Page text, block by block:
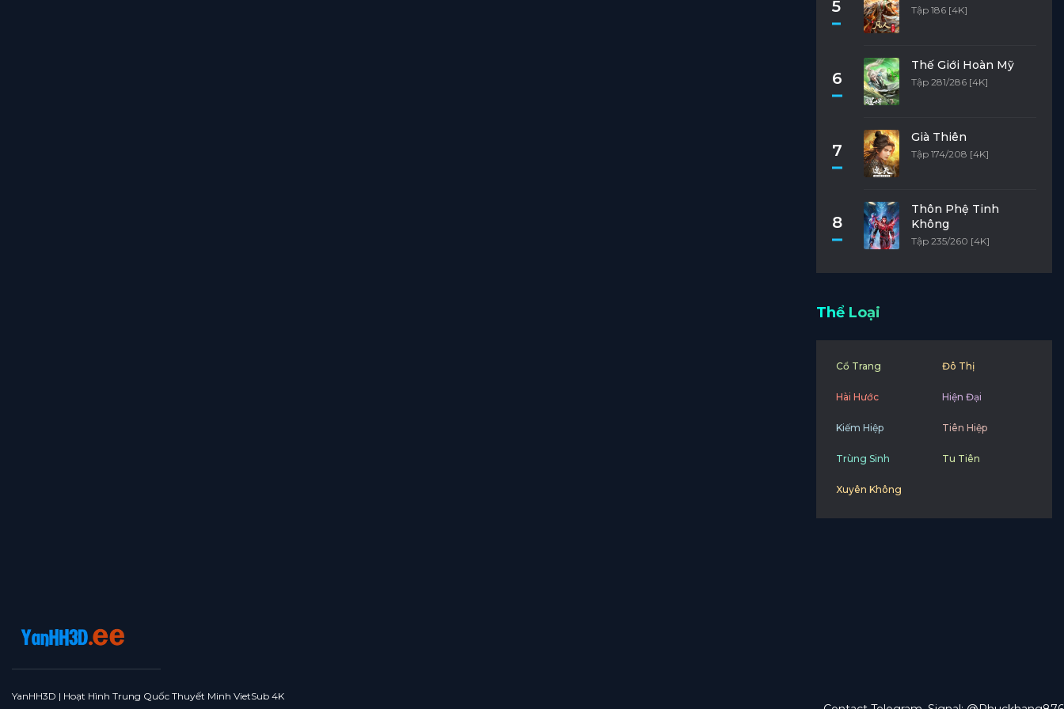
5 Tập 186 [4K]
6
Thế Giới Hoàn Mỹ
Tập 281/286 [4K]
7
Già Thiên
Tập 174/208 [4K]
8
Thôn Phệ Tinh
Không
Tập 235/260 [4K]
Thể Loại
Cổ Trang Đô Thị
Hài Hước Hiện Đại
Kiếm Hiệp Tiên Hiệp
Trùng Sinh Tu Tiên
Xuyên Không
YanHH3D | Hoạt Hình Trung Quốc Thuyết Minh VietSub 4K